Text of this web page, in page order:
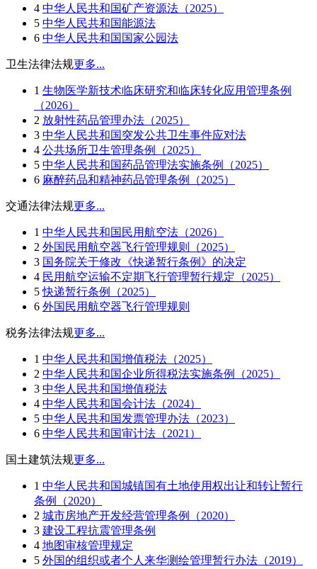
4 中华人民共和国矿产资源法（2025）
5 中华人民共和国能源法
6 中华人民共和国国家公园法
卫生法律法规更多...
1 生物医学新技术临床研究和临床转化应用管理条例
（2026）
2 放射性药品管理办法（2025）
3 中华人民共和国突发公共卫生事件应对法
4 公共场所卫生管理条例（2025）
5 中华人民共和国药品管理法实施条例（2025）
6 麻醉药品和精神药品管理条例（2025）
交通法律法规更多...
1 中华人民共和国民用航空法（2026）
2 外国民用航空器飞行管理规则（2025）
3 国务院关于修改《快递暂行条例》的决定
4 民用航空运输不定期飞行管理暂行规定（2025）
5 快递暂行条例（2025）
6 外国民用航空器飞行管理规则
税务法律法规更多...
1 中华人民共和国增值税法（2025）
2 中华人民共和国企业所得税法实施条例（2025）
3 中华人民共和国增值税法
4 中华人民共和国会计法（2024）
5 中华人民共和国发票管理办法（2023）
6 中华人民共和国审计法（2021）
国土建筑法规更多...
1 中华人民共和国城镇国有土地使用权出让和转让暂行
条例（2020）
2 城市房地产开发经营管理条例（2020）
3 建设工程抗震管理条例
4 地图审核管理规定
5 外国的组织或者个人来华测绘管理暂行办法（2019）